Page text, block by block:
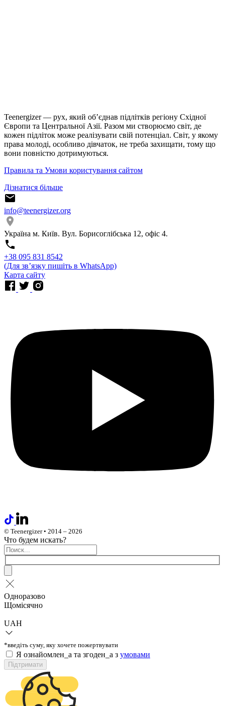
Teenergizer — рух, який об’єднав підлітків регіону Східної
Європи та Центральної Азії. Разом ми створюємо світ, де
кожен підліток може реалізувати свій потенціал. Світ, у якому
права молоді, особливо дівчаток, не треба захищати, тому що
вони повністю дотримуються.
Правила та Умови користування сайтом
Дізнатися більше
info@teenergizer.org
Україна м. Київ. Вул. Борисоглібська 12, офіс 4.
⁨+38 095 831 8542⁩
(Для звʼязку пишіть в WhatsApp)
Карта сайту
© Teenergizer • 2014 – 2026
Что будем искать?
Одноразово
Щомісячно
UAH
*введіть суму, яку хочете пожертвувати
Я ознайомлен_а та згоден_а з умовами
Підтримати